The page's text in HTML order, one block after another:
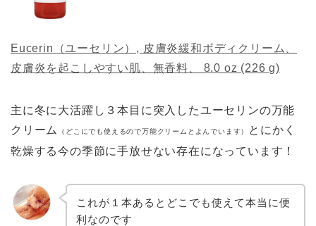
Eucerin（ユーセリン）, 皮膚炎緩和ボディクリーム、
皮膚炎を起こしやすい肌、無香料、 8.0 oz (226 g)
主に冬に大活躍し３本目に突入したユーセリンの万能
クリーム
（どこにでも使えるので万能クリームとよんでいます）
とにかく
乾燥する今の季節に手放せない存在になっています！
これが１本あるとどこでも使えて本当に便
利なのです